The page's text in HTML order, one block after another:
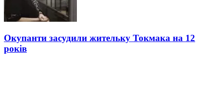
Окупанти засудили жительку Токмака на 12
років